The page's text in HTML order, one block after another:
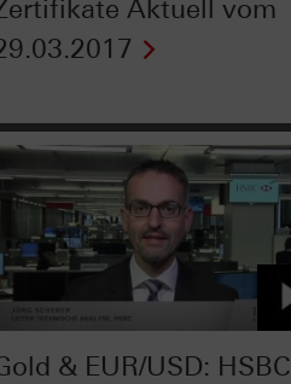
Aktuell vom
& EUR/USD: HSBC